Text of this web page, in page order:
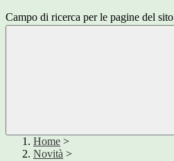
Campo di ricerca per le pagine del sito
Home >
Novità >